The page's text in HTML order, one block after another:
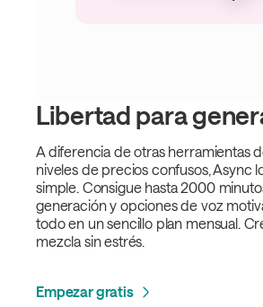
Libertad para
A diferencia de otras herramientas
niveles de precios confusos, Async
simple. Consigue hasta 2000
generación y opciones de voz
todo en un sencillo plan mensual.
mezcla sin estrés.
Empezar gratis